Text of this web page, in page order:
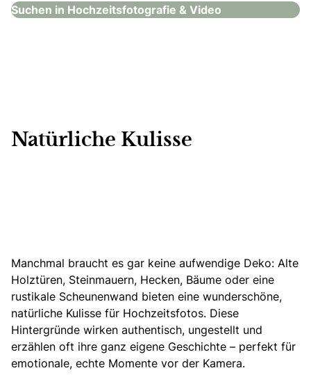
Suchen in Hochzeitsfotografie & Video
Natürliche Kulisse
Manchmal braucht es gar keine aufwendige Deko: Alte
Holztüren, Steinmauern, Hecken, Bäume oder eine
rustikale Scheunenwand bieten eine wunderschöne,
natürliche Kulisse für Hochzeitsfotos. Diese
Hintergründe wirken authentisch, ungestellt und
erzählen oft ihre ganz eigene Geschichte – perfekt für
emotionale, echte Momente vor der Kamera.